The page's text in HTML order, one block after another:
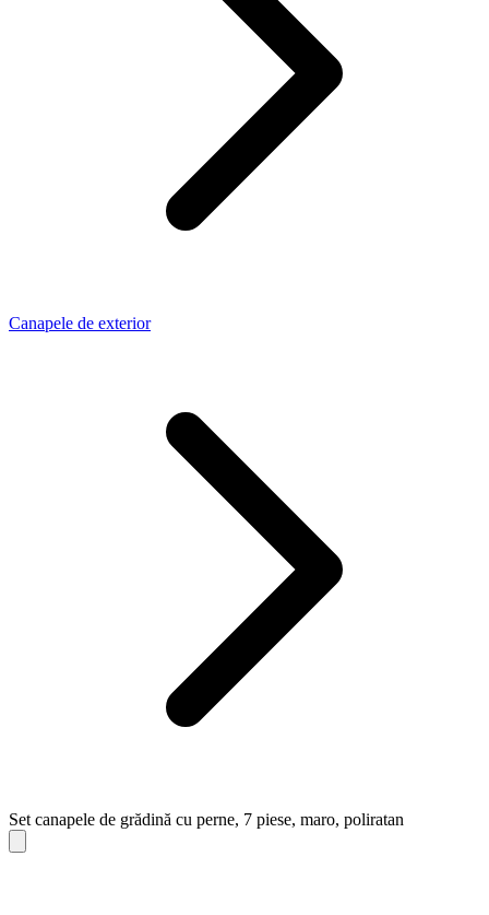
Canapele de exterior
Set canapele de grădină cu perne, 7 piese, maro, poliratan